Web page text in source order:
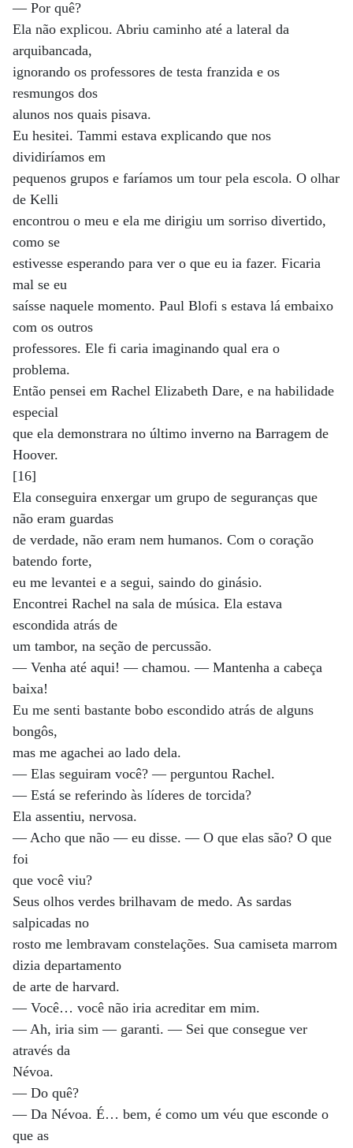
— Por quê?
Ela não explicou. Abriu caminho até a lateral da
arquibancada,
ignorando os professores de testa franzida e os
resmungos dos
alunos nos quais pisava.
Eu hesitei. Tammi estava explicando que nos
dividiríamos em
pequenos grupos e faríamos um tour pela escola. O olhar
de Kelli
encontrou o meu e ela me dirigiu um sorriso divertido,
como se
estivesse esperando para ver o que eu ia fazer. Ficaria
mal se eu
saísse naquele momento. Paul Blofi s estava lá embaixo
com os outros
professores. Ele fi caria imaginando qual era o
problema.
Então pensei em Rachel Elizabeth Dare, e na habilidade
especial
que ela demonstrara no último inverno na Barragem de
Hoover.
[16]
Ela conseguira enxergar um grupo de seguranças que
não eram guardas
de verdade, não eram nem humanos. Com o coração
batendo forte,
eu me levantei e a segui, saindo do ginásio.
Encontrei Rachel na sala de música. Ela estava
escondida atrás de
um tambor, na seção de percussão.
— Venha até aqui! — chamou. — Mantenha a cabeça
baixa!
Eu me senti bastante bobo escondido atrás de alguns
bongôs,
mas me agachei ao lado dela.
— Elas seguiram você? — perguntou Rachel.
— Está se referindo às líderes de torcida?
Ela assentiu, nervosa.
— Acho que não — eu disse. — O que elas são? O que
foi
que você viu?
Seus olhos verdes brilhavam de medo. As sardas
salpicadas no
rosto me lembravam constelações. Sua camiseta marrom
dizia departamento
de arte de harvard.
— Você… você não iria acreditar em mim.
— Ah, iria sim — garanti. — Sei que consegue ver
através da
Névoa.
— Do quê?
— Da Névoa. É… bem, é como um véu que esconde o
que as